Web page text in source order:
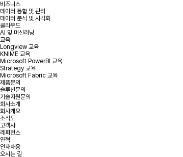
비즈니스
데이터 통합 및 관리
데이터 분석 및 시각화
클라우드
AI 및 머신러닝
교육
Longview 교육
KNIME 교육
Microsoft PowerBI 교육
Strategy 교육
Microsoft Fabric 교육
제품문의
솔루션문의
기술지원문의
회사소개
회사개요
조직도
고객사
레퍼런스
연혁
인재채용
오시는 길